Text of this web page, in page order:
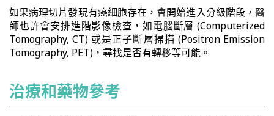
如果病理切片發現有癌細胞存在，會開始進入分級階段，醫
師也許會安排進階影像檢查，如電腦斷層 (Computerized
Tomography, CT) 或是正子斷層掃描 (Positron Emission
Tomography, PET)，尋找是否有轉移等可能。
治療和藥物參考